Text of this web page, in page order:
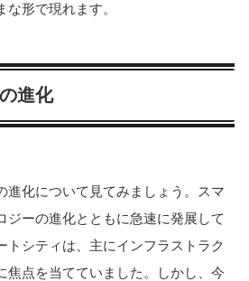
形で現れます。
進化
進化について見てみましょう。スマ
ジーの進化とともに急速に発展して
トシティは、主にインフラストラク
焦点を当てていました。しかし、今